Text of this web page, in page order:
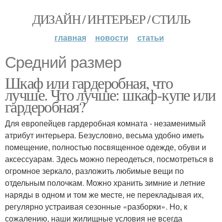
ДИЗАЙН / ИНТЕРЬЕР / СТИЛЬ
главная новости статьи
Средний размер
Шкаф или гардеробная, что
лучше. Что лучше: шкаф-купе или
гардеробная?
Для европейцев гардеробная комната - незаменимый
атрибут интерьера. Безусловно, весьма удобно иметь
помещение, полностью посвященное одежде, обуви и
аксессуарам. Здесь можно переодеться, посмотреться в
огромное зеркало, разложить любимые вещи по
отдельным полочкам. Можно хранить зимние и летние
наряды в одном и том же месте, не перекладывая их,
регулярно устраивая сезонные «разборки». Но, к
сожалению, наши жилищные условия не всегда